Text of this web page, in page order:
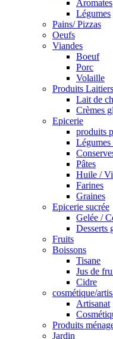
Aromates
Légumes
Pains/ Pizzas
Oeufs
Viandes
Boeuf
Porc
Volaille
Produits Laitiers
Lait de
Crèmes
Epicerie
produits
Légumes
Pâtes
Huile /
Farines
Graines
Epicerie sucrée
Gelée /
Desserts
Fruits
Boissons
Tisane
Jus de
Cidre
cosmétique/
Artisanat
Produits
Jardin